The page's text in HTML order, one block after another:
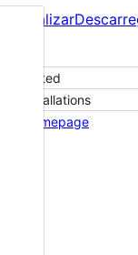
visualizar
updated
installations
homepage